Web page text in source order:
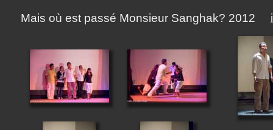
Mais où est passé Monsieur Sanghak? 2012